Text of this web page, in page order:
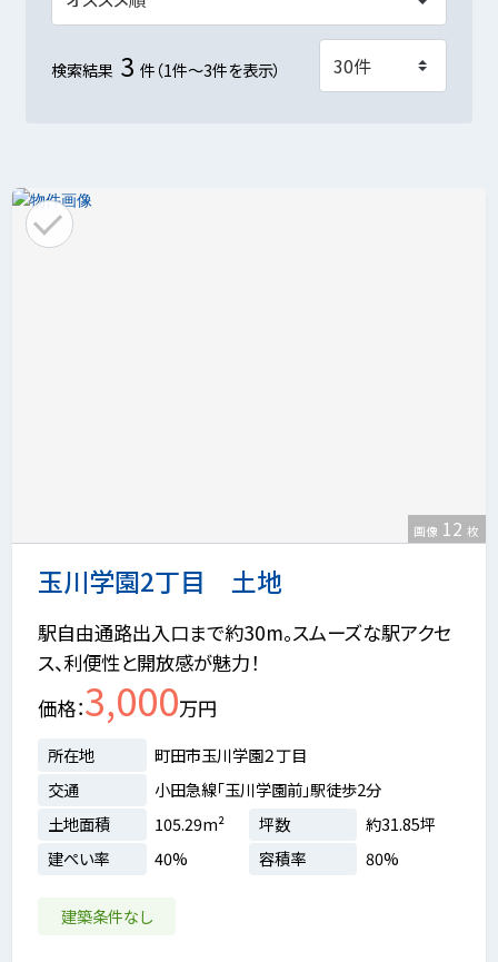
検索結果 3 件（1件～3件を表示）
玉川学園2丁目 土地
画像 12 枚
駅自由通路出入口まで約30m。スムーズな駅アクセ
ス、利便性と開放感が魅力！
価格 3,000万円
所在地
町田市玉川学園２丁目
交通
小田急線「玉川学園前」駅徒歩2分
土地面積
105.29m² 坪数
約31.85坪
建ぺい率
40% 容積率 80%
建築条件なし